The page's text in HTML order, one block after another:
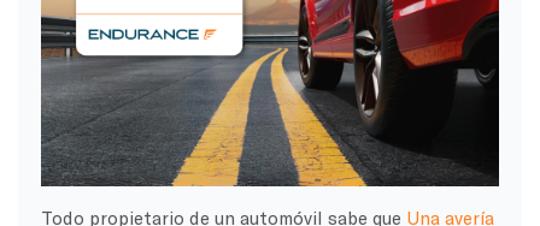
Todo propietario de un automóvil sabe que Una avería